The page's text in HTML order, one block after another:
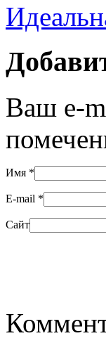
Ваш e-
Имя *
E-mail *
Сайт